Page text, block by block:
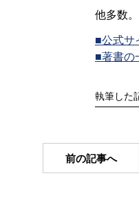
他多数。
■公式サ
■著書の
執筆した
前の記事へ